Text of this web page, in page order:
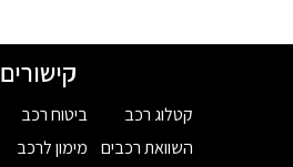
קישורים
קטלוג רכב
השוואת רכבים
ביטוח רכב
מימון לרכב